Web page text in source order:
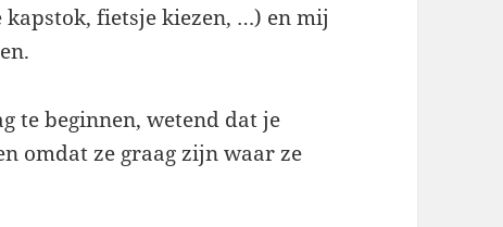
fietsje kiezen, …) en mij
te beginnen, wetend dat je
omdat ze graag zijn waar ze